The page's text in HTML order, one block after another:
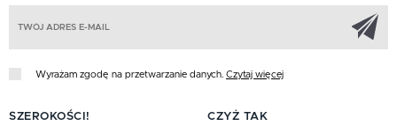
Wyrażam zgodę na przetwarzanie danych. Czytaj więcej
SZEROKOŚCI! CZYŻ TAK